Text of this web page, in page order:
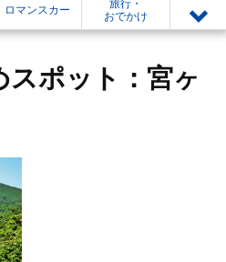
ロマンスカー
旅行・
おでかけ
スポット：宮ヶ